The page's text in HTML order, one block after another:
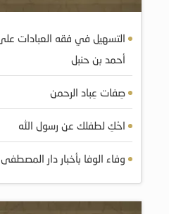
التسهيل في فقه العبادات
أحمد بن حنبل
صِفات عِباد الرحمن
احْكِ لطفلك عن رسول الله
وفاء الوفا بأخبار دار المصطفى